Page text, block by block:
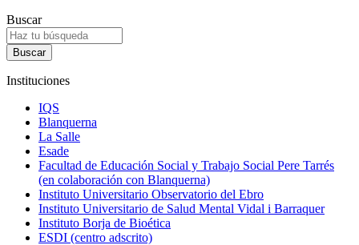
Buscar
Instituciones
IQS
Blanquerna
La Salle
Esade
Facultad de Educación Social y Trabajo Social Pere Tarrés
(en colaboración con Blanquerna)
Instituto Universitario Observatorio del Ebro
Instituto Universitario de Salud Mental Vidal i Barraquer
Instituto Borja de Bioética
ESDI (centro adscrito)